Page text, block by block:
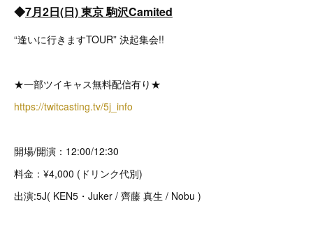
◆7月2日(日) 東京 駒沢Camited
“逢いに行きますTOUR” 決起集会!!
★一部ツイキャス無料配信有り★
https://twitcasting.tv/5j_info
開場/開演：12:00/12:30
料金：¥4,000 (ドリンク代別)
出演:5J( KEN5・Juker / 齊藤 真生 / Nobu )